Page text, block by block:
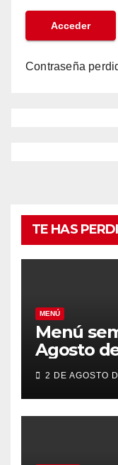
Contraseña
TE HAS
MENÚ
Menú
Agosto
2 DE AGOSTO